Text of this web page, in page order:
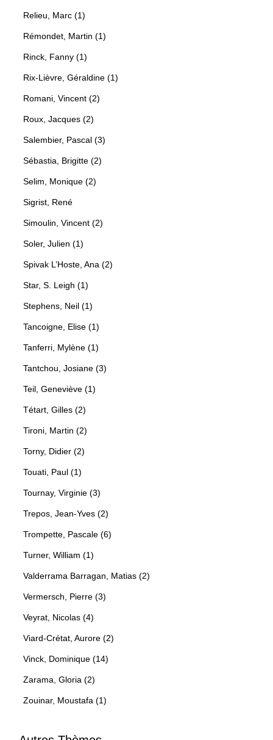
Relieu, Marc (1)
Rémondet, Martin (1)
Rinck, Fanny (1)
Rix-Lièvre, Géraldine (1)
Romani, Vincent (2)
Roux, Jacques (2)
Salembier, Pascal (3)
Sébastia, Brigitte (2)
Selim, Monique (2)
Sigrist, René
Simoulin, Vincent (2)
Soler, Julien (1)
Spivak L’Hoste, Ana (2)
Star, S. Leigh (1)
Stephens, Neil (1)
Tancoigne, Elise (1)
Tanferri, Mylène (1)
Tantchou, Josiane (3)
Teil, Geneviève (1)
Tétart, Gilles (2)
Tironi, Martin (2)
Torny, Didier (2)
Touati, Paul (1)
Tournay, Virginie (3)
Trepos, Jean-Yves (2)
Trompette, Pascale (6)
Turner, William (1)
Valderrama Barragan, Matias (2)
Vermersch, Pierre (3)
Veyrat, Nicolas (4)
Viard-Crétat, Aurore (2)
Vinck, Dominique (14)
Zarama, Gloria (2)
Zouinar, Moustafa (1)